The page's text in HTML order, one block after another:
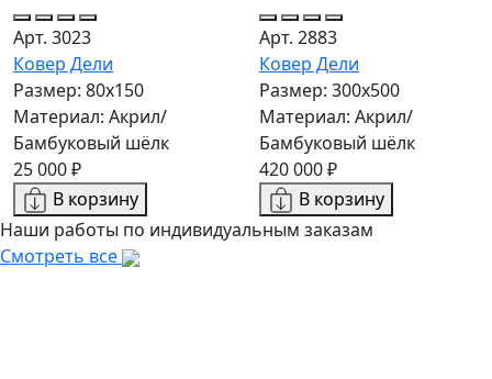
Арт. 3023
Ковер Дели
Размер: 80x150
Материал: Акрил/
Бамбуковый шёлк
25 000 ₽
В корзину
Арт. 2883
Ковер Дели
Размер: 300х500
Материал: Акрил/
Бамбуковый шёлк
420 000 ₽
В корзину
Наши работы по индивидуальным заказам
Смотреть все